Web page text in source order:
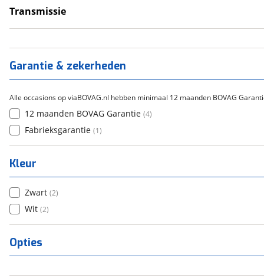
Transmissie
Garantie & zekerheden
Alle occasions op viaBOVAG.nl hebben minimaal 12 maanden BOVAG
12 maanden BOVAG Garantie (4)
Fabrieksgarantie (1)
Kleur
Zwart (2)
Wit (2)
Opties